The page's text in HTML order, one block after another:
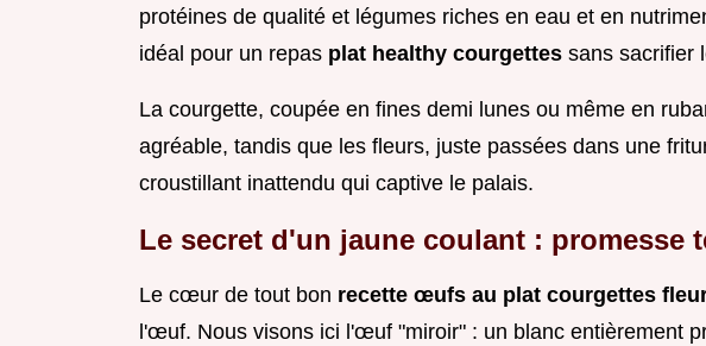
protéines de qualité et légumes riches en eau et en
idéal pour un repas plat healthy courgettes sans sacrifier
La courgette, coupée en fines demi lunes ou même en
agréable, tandis que les fleurs, juste passées dans une
croustillant inattendu qui captive le palais.
Le secret d'un jaune coulant : promesse
Le cœur de tout bon recette œufs au plat courgettes
l'œuf. Nous visons ici l'œuf "miroir" : un blanc entièrement